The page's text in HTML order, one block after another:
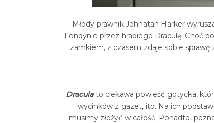
Młody prawnik Johnatan Harker
Londynie przez hrabiego Draculę. Choć
zamkiem, z czasem zdaje sobie sprawę
Draculato ciekawa powieść gotycka,
wycinków z gazet, itp. Na ich
musimy złożyć w całość. Ponadto,